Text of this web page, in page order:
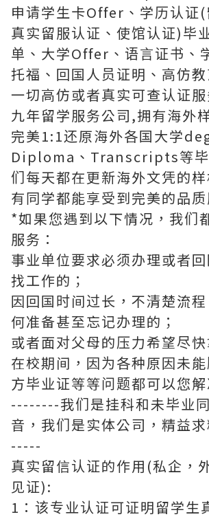
申请学生卡Offer、学历认证(
真实留服认证、使馆认证)毕
单、大学Offer、语言证书、
托福、回国人员证明、高仿
一切高仿或者真实可查认证服
九年留学服务公司,拥有海外
完美1:1还原海外各国大学
Diploma、Transcripts等毕
们每天都在更新海外文凭的
有同学都能享受到完美的品质
*如果您遇到以下情况，我们
服务：
事业单位要求必须办理或者
找工作的；
因回国时间过长，不清楚流
何准备甚至忘记办理的；
或者面对父母的压力希望尽
在校期间，因为各种原因未
方毕业证等等问题都可以您解
--------我们是挂科和未毕业
音，我们是实体公司，精益
-----
真实留信认证的作用(私企，
见证):
1：该专业认证可证明留学生